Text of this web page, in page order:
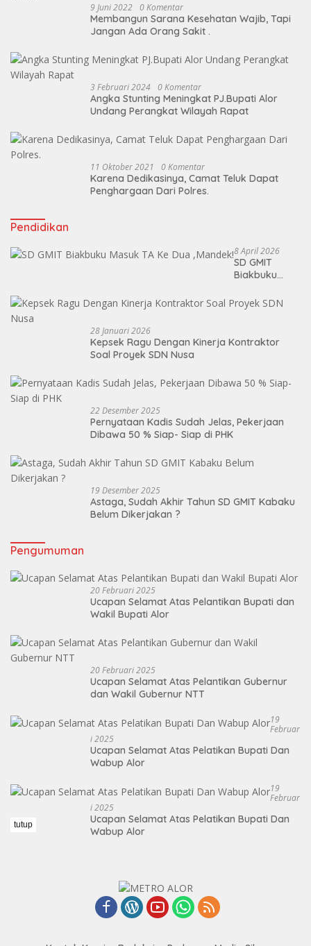
9 Juni 2022 0 Komentar
Membangun Sarana Kesehatan Wajib, Tapi
Jangan Ada Orang Sakit .
3 Februari 2024 0 Komentar
Angka Stunting Meningkat PJ.Bupati Alor
Undang Perangkat Wilayah Rapat
11 Oktober 2021 0 Komentar
Karena Dedikasinya, Camat Teluk Dapat
Penghargaan Dari Polres.
Pendidikan
8 April 2026
SD GMIT
Biakbuku
Dua ,Mandek!
28 Januari 2026
Kepsek Ragu Dengan Kinerja Kontraktor
Soal Proyek SDN Nusa
22 Desember 2025
Pernyataan Kadis Sudah Jelas, Pekerjaan
Dibawa 50 % Siap- Siap di PHK
19 Desember 2025
Astaga, Sudah Akhir Tahun SD GMIT Kabaku
Belum Dikerjakan ?
Pengumuman
20 Februari 2025
Ucapan Selamat Atas Pelantikan Bupati dan
Wakil Bupati Alor
20 Februari 2025
Ucapan Selamat Atas Pelantikan Gubernur
dan Wakil Gubernur NTT
19
Februar
I 2025
Ucapan Selamat Atas Pelatikan Bupati Dan
Wabup Alor
19
Februar
I 2025
Ucapan Selamat Atas Pelatikan Bupati Dan
Wabup Alor
tutup